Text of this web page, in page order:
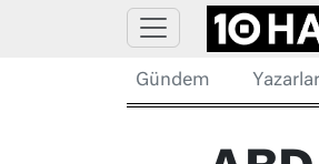
Gündem Yazarlar